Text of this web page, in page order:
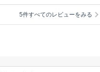
5件すべてのレビューをみる